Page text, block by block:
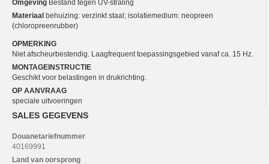
Omgeving Bestand tegen UV-straling
Materiaal behuizing: verzinkt staal; isolatiemedium: neopreen
(chloropreenrubber)
OPMERKING
Niet afscheurbestendig. Laagfrequent toepassingsgebied vanaf ca. 15 Hz.
MONTAGEINSTRUCTIE
Geschikt voor belastingen in drukrichting.
OP AANVRAAG
speciale uitvoeringen
SALES GEGEVENS
Douanetariefnummer
40169991
Land van oorsprong